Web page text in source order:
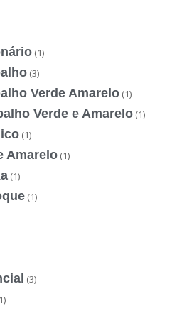
(1)
(3)
Verde Amarelo (1)
Verde e Amarelo (1)
(1)
Amarelo (1)
(1)
(1)
(3)